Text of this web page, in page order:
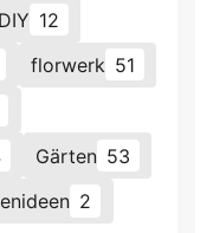
DIY 12
florwerk 51
Gärten 53
2